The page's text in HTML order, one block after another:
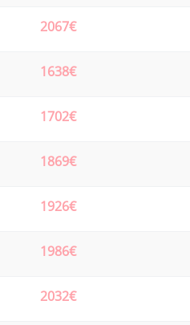
2067€
1638€
1702€
1869€
1926€
1986€
2032€